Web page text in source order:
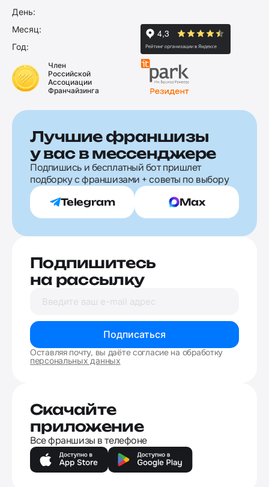
День:
Месяц:
Год:
Член
Российской
Ассоциации
Франчайзинга
Лучшие франшизы
у вас в мессенджере
Подпишись и бесплатный бот пришлет
подборку с франшизами + советы по выбору
Telegram Max
Подпишитесь
на рассылку
Подписаться
Оставляя почту, вы даёте согласие на обработку
персональных данных
Скачайте
приложение
Все франшизы в телефоне